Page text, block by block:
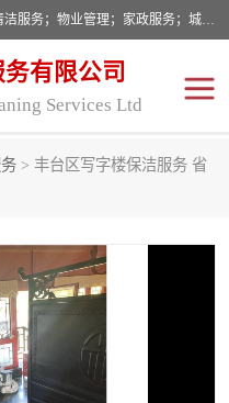
企业的经营范围为:保洁服务；建筑物外墙清洁服务；物业管理；家政服务；城市园林绿化；劳务分包；技术开发、技术转让、技术服务；销售保洁设备、卫生用品、化工产品（不含危险化学品及一类易制毒化学品）、日用品、办公设备、建筑材料、装饰材料；图文设计；清洁服务（不含餐具消毒）；中央空调维修；工程设计；施工总承包；专业承包。
有限公司
Services Ltd
> 丰台区写字楼保洁服务 省
保洁服务
建筑物外墙维修